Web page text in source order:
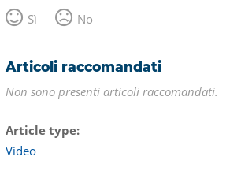
Sì
No
Articoli raccomandati
Non sono presenti articoli raccomandati.
Article type
Video